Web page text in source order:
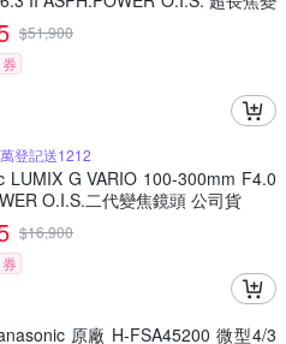
貨 H-RSA100400G
$51,900
券
登記送1212
LUMIX G VARIO 100-300mm F4.0
O.I.S.二代變焦鏡頭 公司貨
$16,900
券
原廠 H-FSA45200 微型4/3